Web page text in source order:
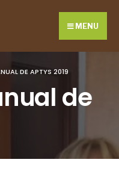
MENU
DE APTYS 2019
de